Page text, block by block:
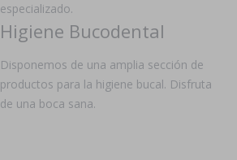
especializado.
Higiene Bucodental
Disponemos de una amplia sección de
productos para la higiene bucal. Disfruta
de una boca sana.